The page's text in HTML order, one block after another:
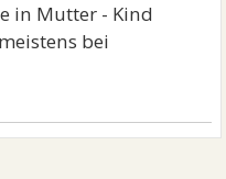
in Mutter - Kind
bei